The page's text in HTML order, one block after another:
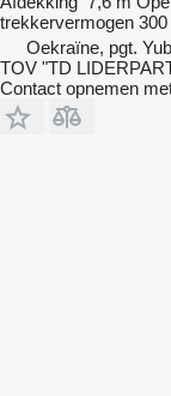
trekkervermogen 300
Oekraïne, pgt.
TOV "TD
Contact opnemen